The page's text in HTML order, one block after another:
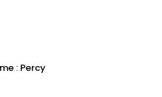
: Percy